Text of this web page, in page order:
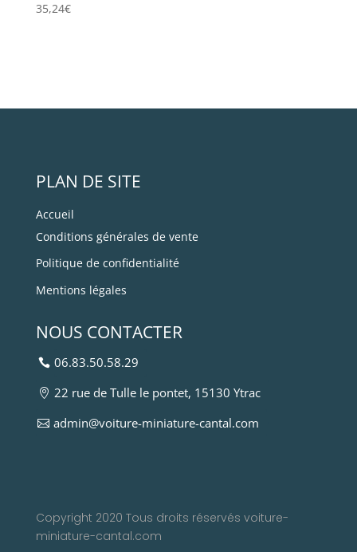
35,24€
PLAN DE SITE
Accueil
Conditions générales de vente
Politique de confidentialité
Mentions légales
NOUS CONTACTER
06.83.50.58.29
22 rue de Tulle le pontet, 15130 Ytrac
admin@voiture-miniature-cantal.com
Copyright 2020 Tous droits réservés voiture-
miniature-cantal.com